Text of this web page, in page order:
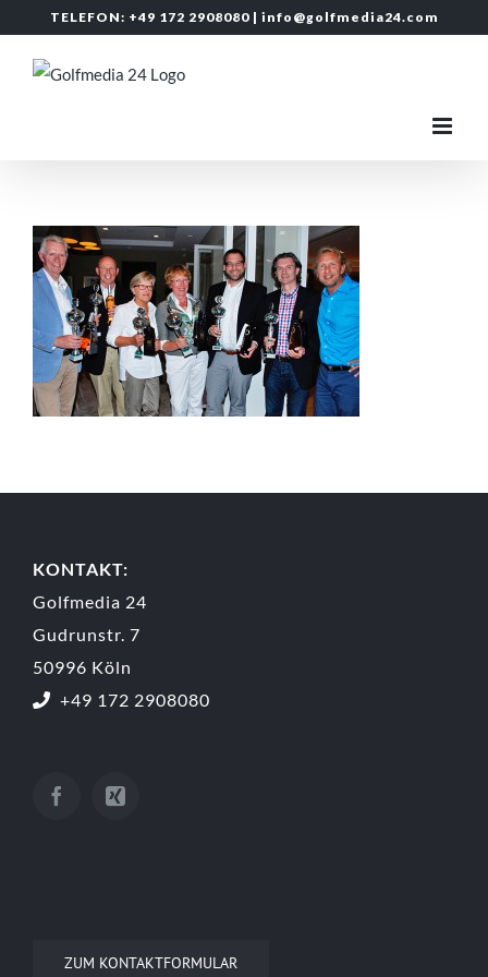
springen
TELEFON: +49 172 2908080 | info@golfmedia24.com
KONTAKT:
Golfmedia 24
Gudrunstr. 7
50996 Köln
+49 172 2908080
ZUM KONTAKTFORMULAR